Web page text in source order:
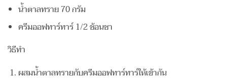
น้ำตาลทราย 70 กรัม
ครีมออฟทาร์ทาร์ 1/2 ช้อนชา
วิธีทำ
ผสมน้ำตาลทรายกับครีมออฟทาร์ทาร์ให้เข้ากัน